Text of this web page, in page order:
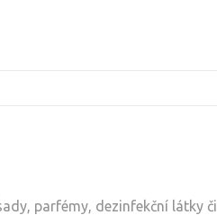
parfémy, dezinfekční látky či